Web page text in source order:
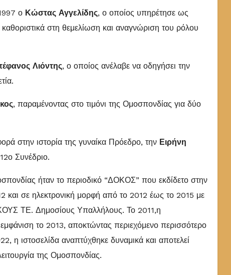
ο Κώστας Αγγελίδης, ο οποίος υπηρέτησε ως
στη θεμελίωση και αναγνώριση του ρόλου
Λιόντης, ο οποίος ανέλαβε να οδηγήσει την
, παραμένοντας στο τιμόνι της Ομοσπονδίας για δύο
στην ιστορία της γυναίκα Πρόεδρο, την Ειρήνη
Συνέδριο.
ήταν το περιοδικό “ΔΟΚΟΣ” που εκδίδετο στην
σε ηλεκτρονική μορφή από το 2012 έως το 2015 με
ΤΕ. Δημοσίους Υπαλλήλους. Το 2011,η
το 2013, αποκτώντας περιεχόμενο περισσότερο
η ιστοσελίδα αναπτύχθηκε δυναμικά και αποτελεί
της Ομοσπονδίας.